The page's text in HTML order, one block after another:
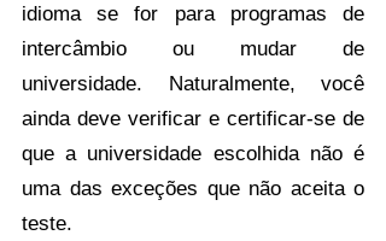
idioma se for para programas de
intercâmbio ou mudar de
universidade. Naturalmente, você
ainda deve verificar e certificar-se de
que a universidade escolhida não é
uma das exceções que não aceita o
teste.